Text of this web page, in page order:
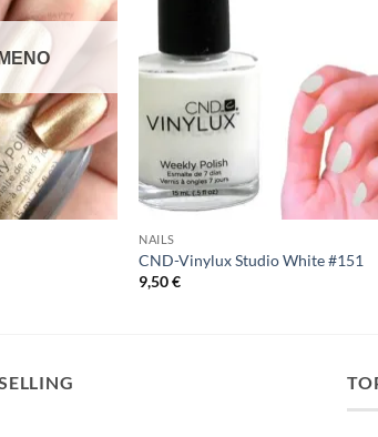
NAILS
CND-Vinylux Studio White #151
9,50€